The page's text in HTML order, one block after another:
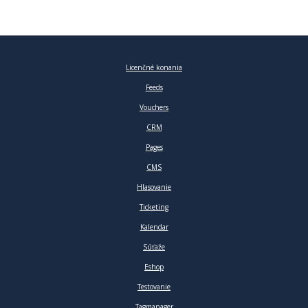
Licenčné konania
Feeds
Vouchers
CRM
Pages
CMS
Hlasovanie
Ticketing
Kalendar
Súťaže
Eshop
Testovanie